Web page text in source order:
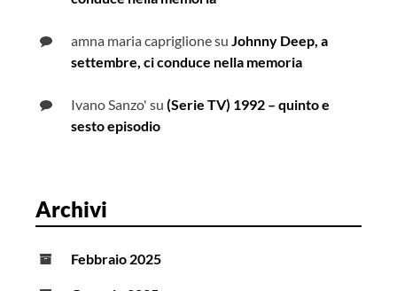
amna maria capriglionesu Johnny Deep, a
settembre, ci conduce nella memoria
Ivano Sanzo' su (Serie TV) 1992 – quinto e
sesto episodio
Archivi
Febbraio 2025